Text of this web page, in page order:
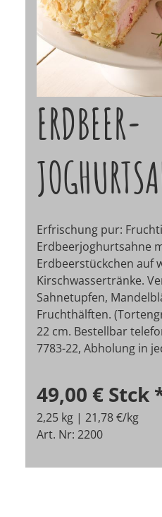
ERDBEER-
Erfrischung pur:
Erdbeerjoghurtsahne
Erdbeerstückchen auf
Kirschwassertränke.
Sahnetupfen,
Fruchthälften.
22 cm. Bestellbar
7783-22, Abholung in
49,00 € Stck
2,25 kg | 21,78 €/kg
Art. Nr: 2200